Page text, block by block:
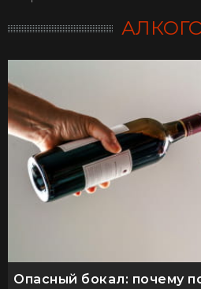
Опасный бокал: почему